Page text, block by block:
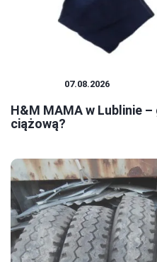
07.08.2026
H&M MAMA w Lublinie
ciążową?